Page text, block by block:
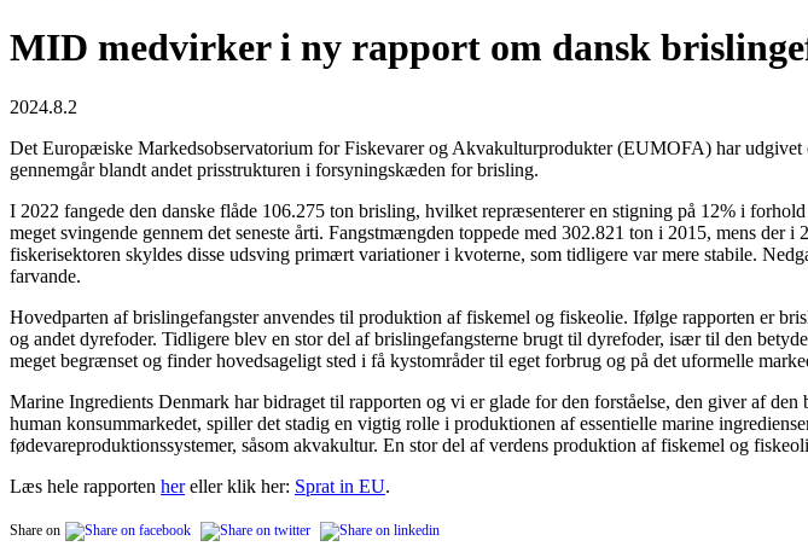
MID medvirker i ny rapport om dansk
2024.8.2
Det Europæiske Markedsobservatorium for Fiskevarer og Akvakulturprodukter (EUMOFA) har
gennemgår blandt andet prisstrukturen i forsyningskæden for brisling.
I 2022 fangede den danske flåde 106.275 ton brisling, hvilket repræsenterer en stigning på 12% i
meget svingende gennem det seneste årti. Fangstmængden toppede med 302.821 ton i 2015, mens
fiskerisektoren skyldes disse udsving primært variationer i kvoterne, som tidligere var mere stabile.
farvande.
Hovedparten af brislingefangster anvendes til produktion af fiskemel og fiskeolie. Ifølge rapporten er
og andet dyrefoder. Tidligere blev en stor del af brislingefangsterne brugt til dyrefoder, især til den
meget begrænset og finder hovedsageligt sted i få kystområder til eget forbrug og på det uformelle
Marine Ingredients Denmark har bidraget til rapporten og vi er glade for den forståelse, den giver af
human konsummarkedet, spiller det stadig en vigtig rolle i produktionen af essentielle marine
fødevareproduktionssystemer, såsom akvakultur. En stor del af verdens produktion af fiskemel og
Læs hele rapporten hereller klik her: Sprat in EU.
Share on